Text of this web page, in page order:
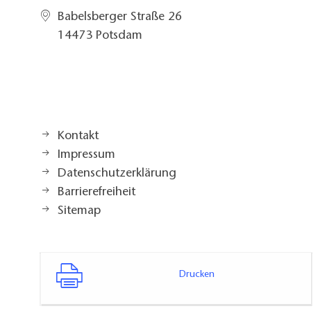
Babelsberger Straße 26
14473 Potsdam
Kontakt
Impressum
Datenschutzerklärung
Barrierefreiheit
Sitemap
Drucken